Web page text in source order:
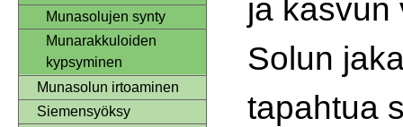
Munasolujen synty
Munarakkuloiden
kypsyminen
Munasolun irtoaminen
Siemensyöksy
ja kasvun
Solun
tapahtua